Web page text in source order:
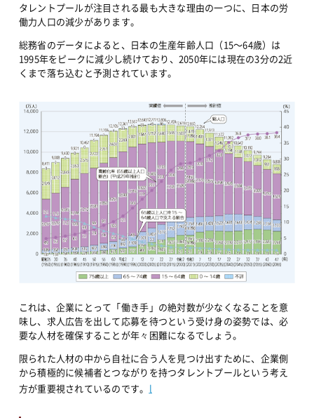
タレントプールが注目される最も大きな理由の一つに、日本の労
働力人口の減少があります。
総務省のデータによると、日本の生産年齢人口（15〜64歳）は
1995年をピークに減少し続けており、2050年には現在の3分の2近
くまで落ち込むと予測されています。
これは、企業にとって「働き手」の絶対数が少なくなることを意
味し、求人広告を出して応募を待つという受け身の姿勢では、必
要な人材を確保することが年々困難になるでしょう。
限られた人材の中から自社に合う人を見つけ出すために、企業側
から積極的に候補者とつながりを持つタレントプールという考え
方が重要視されているのです。 l